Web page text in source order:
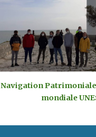
Navigation
mondiale